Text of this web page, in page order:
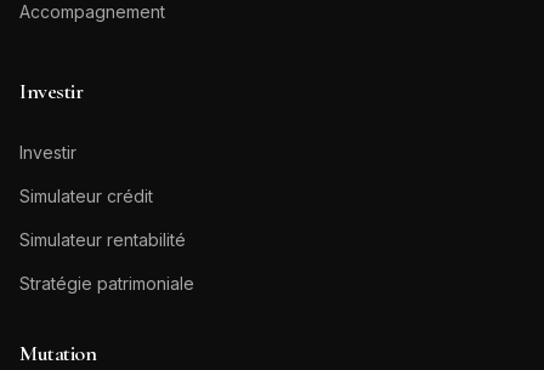
Accompagnement
Investir
Investir
Simulateur crédit
Simulateur rentabilité
Stratégie patrimoniale
Mutation